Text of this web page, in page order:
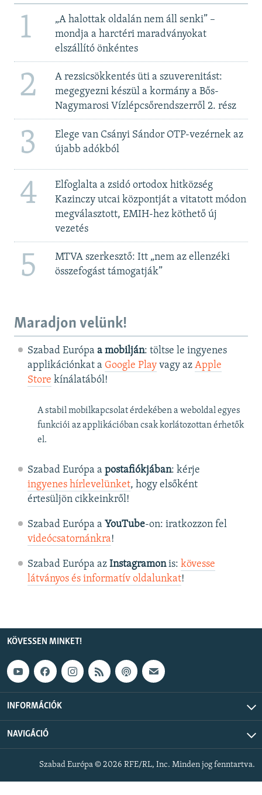
1
„A halottak oldalán nem áll senki” –
mondja a harctéri maradványokat
elszállító önkéntes
2
A rezsicsökkentés üti a szuverenitást:
megegyezni készül a kormány a Bős-
Nagymarosi Vízlépcsőrendszerről 2. rész
3
Elege van Csányi Sándor OTP-vezérnek az
újabb adókból
4
Elfoglalta a zsidó ortodox hitközség
Kazinczy utcai központját a vitatott módon
megválasztott, EMIH-hez köthető új
vezetés
5
MTVA szerkesztő: Itt „nem az ellenzéki
összefogást támogatják”
Maradjon velünk!
Szabad Európa a mobilján: töltse le ingyenes
applikációnkat a Google Playvagy az Apple
Store kínálatából!
A stabil mobilkapcsolat érdekében a weboldal egyes
funkciói az applikációban csak korlátozottan érhetők
el.
Szabad Európa a postafiókjában: kérje
ingyenes hírlevelünket, hogy elsőként
értesüljön cikkeinkről!
Szabad Európa a YouTube-on: iratkozzon fel
videócsatornánkra!
Szabad Európa az Instagramonis: kövesse
látványos és informatív oldalunkat! ​
KÖVESSEN MINKET!
INFORMÁCIÓK
NAVIGÁCIÓ
Szabad Európa © 2026 RFE/RL, Inc. Minden jog fenntartva.